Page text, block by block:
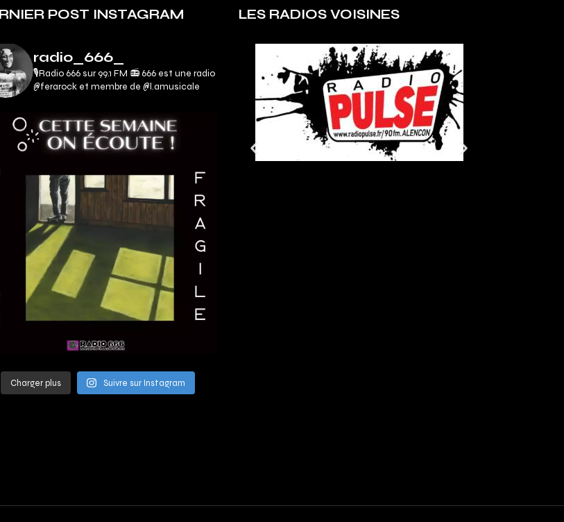
POST INSTAGRAM
radio_666_
🎙Radio 666 sur 99.1 FM 📻666 est une radio
@ferarock et membre de @l.amusicale
Charger plus Suivre sur Instagram
LES RADIOS VOISINES